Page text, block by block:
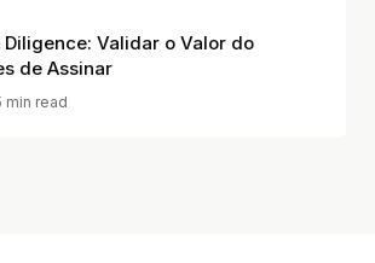
Validar o Valor do
de Assinar
min read